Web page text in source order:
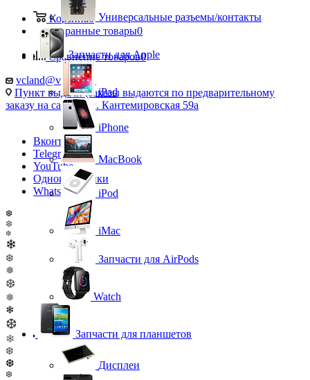
Корзина0
Избранные товары0
Сравнение товаров0
vcland@vcland.ru
Пункт выдачи (заказы выдаются по предварительному
заказу на сайте), ул. Кантемировская 59а
Вконтакте
Telegram
YouTube
Одноклассники
WhatsApp
❆
❆
❆
❄
❆
❅
❆
❅
❄
❆
❄
❆
❆
❆
Универсальные разъемы/контакты
Запчасти для Apple
iPad
iPhone
MacBook
iPod
iMac
Запчасти для AirPods
Watch
Запчасти для планшетов
Дисплеи